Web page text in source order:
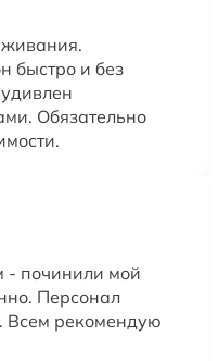
быстро и без
Обязательно
- починили мой
Персонал
Всем рекомендую